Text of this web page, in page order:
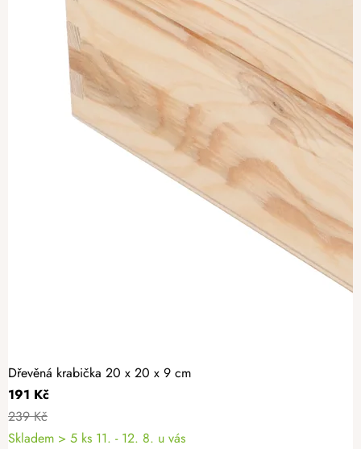
Dřevěná krabička 20 x 20 x 9 cm
191 Kč
239 Kč
Skladem > 5 ks 11. - 12. 8. u vás